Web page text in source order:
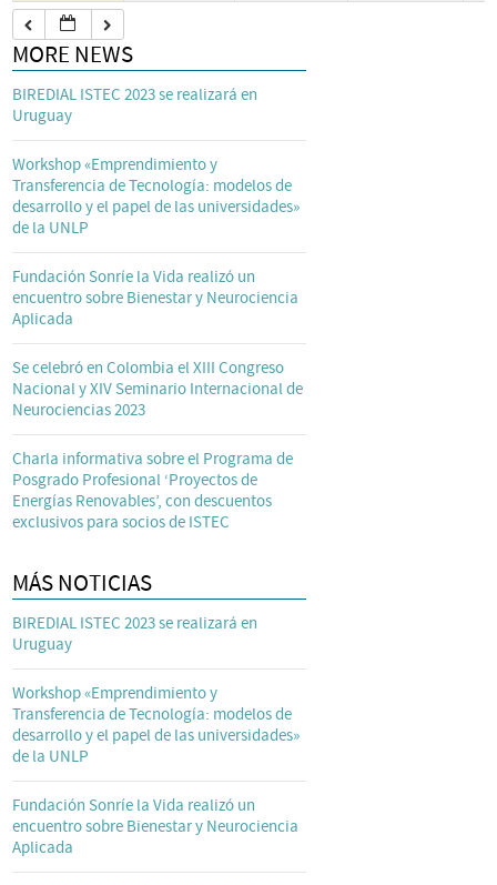
MORE NEWS
BIREDIAL ISTEC 2023 se realizará en
Uruguay
Workshop «Emprendimiento y
Transferencia de Tecnología: modelos de
desarrollo y el papel de las universidades»
de la UNLP
Fundación Sonríe la Vida realizó un
encuentro sobre Bienestar y Neurociencia
Aplicada
Se celebró en Colombia el XIII Congreso
Nacional y XIV Seminario Internacional de
Neurociencias 2023
Charla informativa sobre el Programa de
Posgrado Profesional ‘Proyectos de
Energías Renovables’, con descuentos
exclusivos para socios de ISTEC
MÁS NOTICIAS
BIREDIAL ISTEC 2023 se realizará en
Uruguay
Workshop «Emprendimiento y
Transferencia de Tecnología: modelos de
desarrollo y el papel de las universidades»
de la UNLP
Fundación Sonríe la Vida realizó un
encuentro sobre Bienestar y Neurociencia
Aplicada